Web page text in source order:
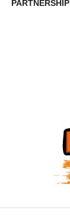
PARTNERSHIP